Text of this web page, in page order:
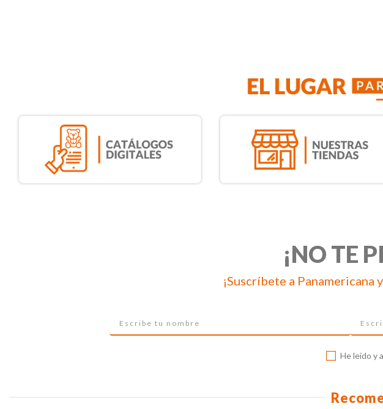
¡NO TE
¡Suscríbete a
He leído y